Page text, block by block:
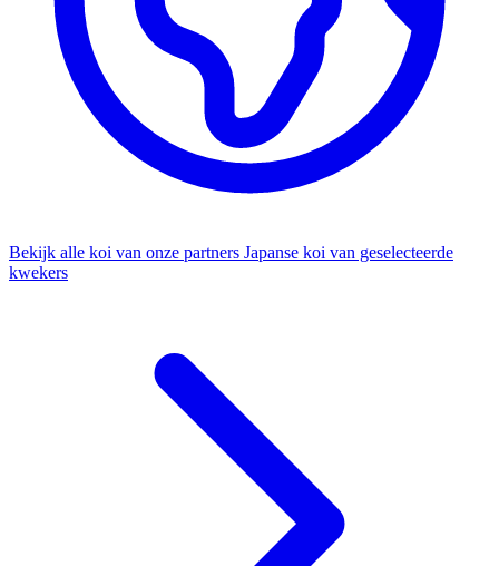
Bekijk alle koi van onze partners Japanse koi van geselecteerde
kwekers